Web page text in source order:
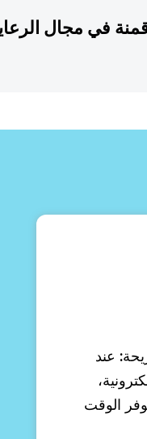
في مجال
عند
الوقت